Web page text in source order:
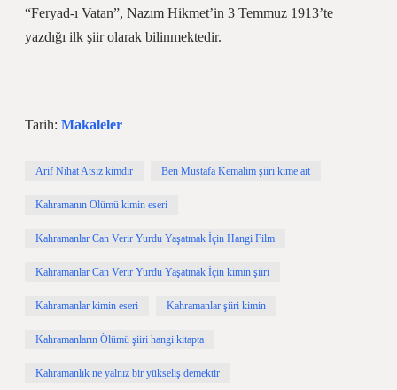
“Feryad-ı Vatan”, Nazım Hikmet’in 3 Temmuz 1913’te
yazdığı ilk şiir olarak bilinmektedir.
Tarih: Makaleler
Arif Nihat Atsız kimdir Ben Mustafa Kemalim şiiri kime ait
Kahramanın Ölümü kimin eseri
Kahramanlar Can Verir Yurdu Yaşatmak İçin Hangi Film
Kahramanlar Can Verir Yurdu Yaşatmak İçin kimin şiiri
Kahramanlar kimin eseri Kahramanlar şiiri kimin
Kahramanların Ölümü şiiri hangi kitapta
Kahramanlık ne yalnız bir yükseliş demektir